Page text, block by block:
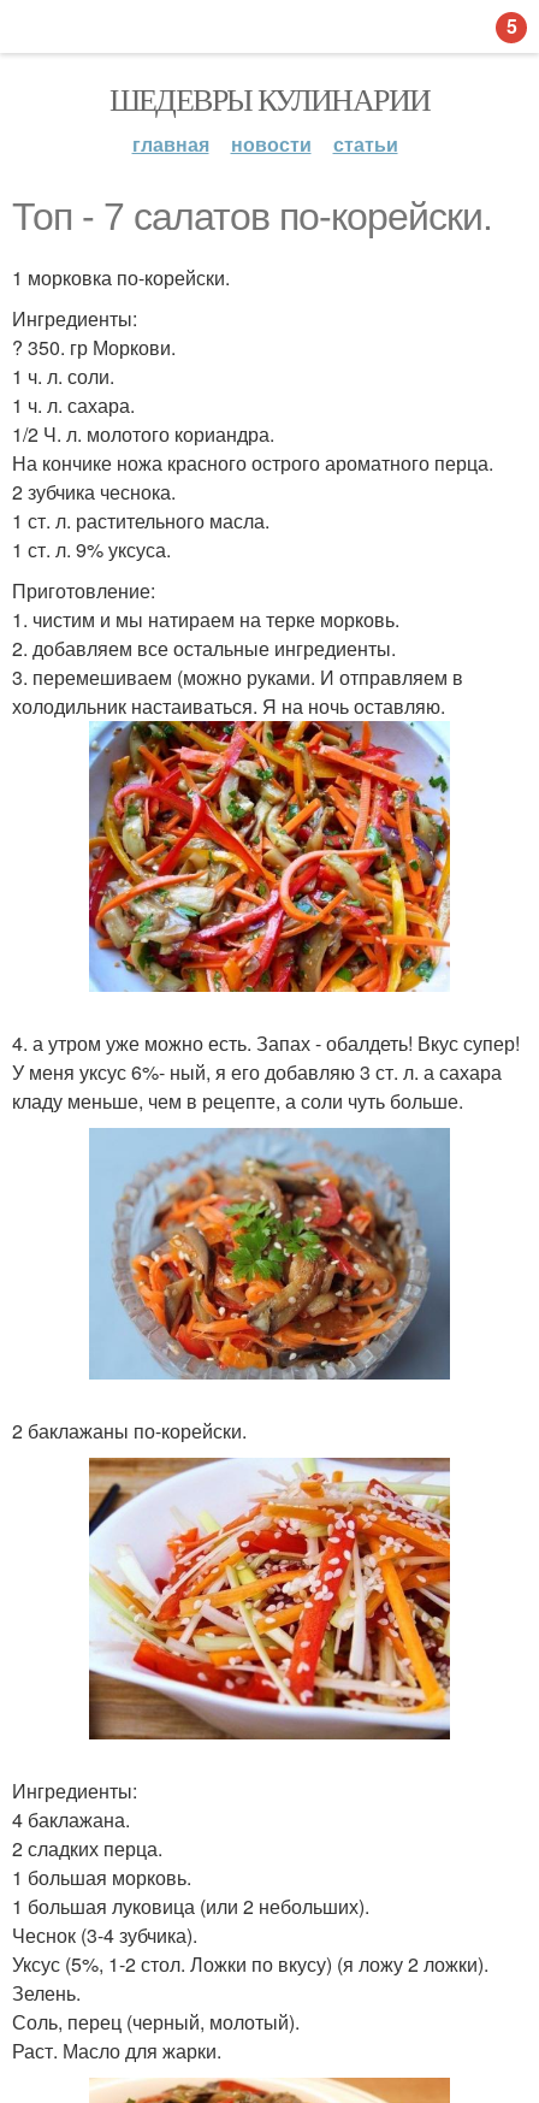
ШЕДЕВРЫ КУЛИНАРИИ
главная новости статьи
Топ - 7 салатов по-корейски.
1 морковка по-корейски.
Ингредиенты:
? 350. гр Моркови.
1 ч. л. соли.
1 ч. л. сахара.
1/2 Ч. л. молотого кориандра.
На кончике ножа красного острого ароматного перца.
2 зубчика чеснока.
1 ст. л. растительного масла.
1 ст. л. 9% уксуса.
Приготовление:
1. чистим и мы натираем на терке морковь.
2. добавляем все остальные ингредиенты.
3. перемешиваем (можно руками. И отправляем в
холодильник настаиваться. Я на ночь оставляю.
4. а утром уже можно есть. Запах - обалдеть! Вкус супер!
У меня уксус 6%- ный, я его добавляю 3 ст. л. а сахара
кладу меньше, чем в рецепте, а соли чуть больше.
2 баклажаны по-корейски.
Ингредиенты:
4 баклажана.
2 сладких перца.
1 большая морковь.
1 большая луковица (или 2 небольших).
Чеснок (3-4 зубчика).
Уксус (5%, 1-2 стол. Ложки по вкусу) (я ложу 2 ложки).
Зелень.
Соль, перец (черный, молотый).
Раст. Масло для жарки.
5